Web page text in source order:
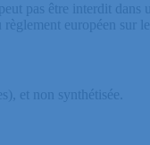
pas être interdit dans
européen sur le
et non synthétisée.